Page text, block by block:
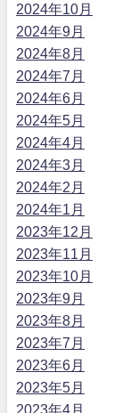
2024年10月
2024年9月
2024年8月
2024年7月
2024年6月
2024年5月
2024年4月
2024年3月
2024年2月
2024年1月
2023年12月
2023年11月
2023年10月
2023年9月
2023年8月
2023年7月
2023年6月
2023年5月
2023年4月